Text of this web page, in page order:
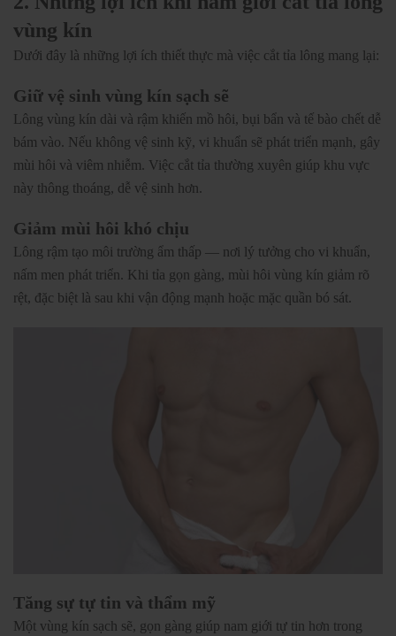
vùng kín
Dưới đây là những lợi ích thiết thực mà việc cắt tỉa lông mang lại:
Giữ vệ sinh vùng kín sạch sẽ
Lông vùng kín dài và rậm khiến mồ hôi, bụi bẩn và tế bào chết dễ
bám vào. Nếu không vệ sinh kỹ, vi khuẩn sẽ phát triển mạnh, gây
mùi hôi và viêm nhiễm. Việc cắt tỉa thường xuyên giúp khu vực
này thông thoáng, dễ vệ sinh hơn.
Giảm mùi hôi khó chịu
Lông rậm tạo môi trường ẩm thấp — nơi lý tưởng cho vi khuẩn,
nấm men phát triển. Khi tỉa gọn gàng, mùi hôi vùng kín giảm rõ
rệt, đặc biệt là sau khi vận động mạnh hoặc mặc quần bó sát.
Tăng sự tự tin và thẩm mỹ
Một vùng kín sạch sẽ, gọn gàng giúp nam giới tự tin hơn trong